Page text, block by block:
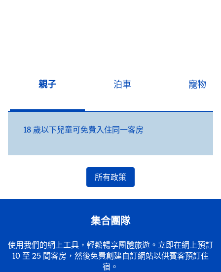
親子 泊車 寵物
18 歲以下兒童可免費入住同一客房
所有政策
集合團隊
使用我們的網上工具，輕鬆暢享團體旅遊。立即在網上預訂
10 至 25 間客房，然後免費創建自訂網站以供賓客預訂住
宿。